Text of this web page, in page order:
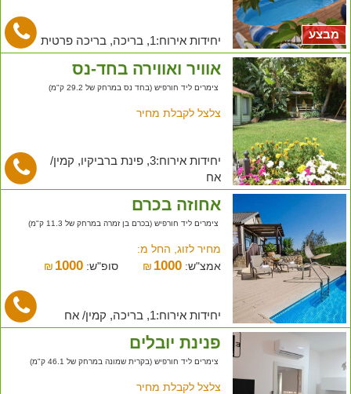
מבצע יחידות אירוח:1, בריכה, בריכה פרטית
אוויר ואווירה בחד-נס
צימרים ליד חורפיש (בחד נס במרחק של 29.2 ק"מ)
צלצל לקבלת מחיר
יחידות אירוח:3, פינת ברביקיו, קמין/
אח
אחוזה בכרם
צימרים ליד חורפיש (בכרם בן זמרה במרחק של 11.3 ק"מ)
מחיר לזוג, החל מ:
אמצ"ש:
₪ 1000 סופ"ש: ₪ 1000
יחידות אירוח:1, בריכה, קמין/ אח
פנינת יובלים
צימרים ליד חורפיש (בקרית שמונה במרחק של 46.1 ק"מ)
צלצל לקבלת מחיר